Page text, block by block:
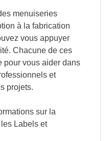
menuiseries
à la fabrication
vous appuyer
Chacune de ces
pour vous aider dans
et
projets.
sur la
Labels et